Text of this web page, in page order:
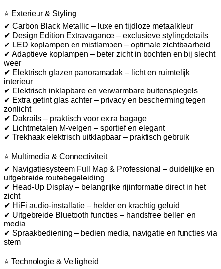
⭐ Exterieur & Styling
✔ Carbon Black Metallic – luxe en tijdloze metaalkleur
✔ Design Edition Extravagance – exclusieve stylingdetails
✔ LED koplampen en mistlampen – optimale zichtbaarheid
✔ Adaptieve koplampen – beter zicht in bochten en bij slecht
weer
✔ Elektrisch glazen panoramadak – licht en ruimtelijk
interieur
✔ Elektrisch inklapbare en verwarmbare buitenspiegels
✔ Extra getint glas achter – privacy en bescherming tegen
zonlicht
✔ Dakrails – praktisch voor extra bagage
✔ Lichtmetalen M-velgen – sportief en elegant
✔ Trekhaak elektrisch uitklapbaar – praktisch gebruik
⭐ Multimedia & Connectiviteit
✔ Navigatiesysteem Full Map & Professional – duidelijke en
uitgebreide routebegeleiding
✔ Head-Up Display – belangrijke rijinformatie direct in het
zicht
✔ HiFi audio-installatie – helder en krachtig geluid
✔ Uitgebreide Bluetooth functies – handsfree bellen en
media
✔ Spraakbediening – bedien media, navigatie en functies via
stem
⭐ Technologie & Veiligheid